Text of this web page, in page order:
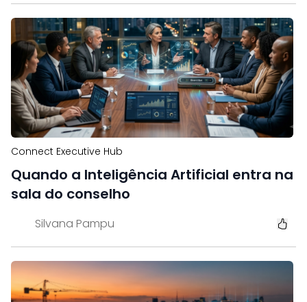
Connect Executive Hub
Quando a Inteligência Artificial entra na
sala do conselho
Silvana Pampu